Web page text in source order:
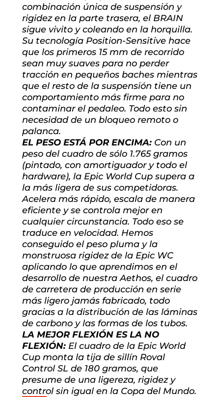
combinación única de suspensión y
rigidez en la parte trasera, el BRAIN
sigue vivito y coleando en la horquilla.
Su tecnología Position-Sensitive hace
que los primeros 15 mm de recorrido
sean muy suaves para no perder
tracción en pequeños baches mientras
que el resto de la suspensión tiene un
comportamiento más firme para no
contaminar el pedaleo. Todo esto sin
necesidad de un bloqueo remoto o
palanca.
EL PESO ESTÁ POR ENCIMA:Con un
peso del cuadro de sólo 1.765 gramos
(pintado, con amortiguador y todo el
hardware), la Epic World Cup supera a
la más ligera de sus competidoras.
Acelera más rápido, escala de manera
eficiente y se controla mejor en
cualquier circunstancia. Todo eso se
traduce en velocidad. Hemos
conseguido el peso pluma y la
monstruosa rigidez de la Epic WC
aplicando lo que aprendimos en el
desarrollo de nuestra Aethos, el cuadro
de carretera de producción en serie
más ligero jamás fabricado, todo
gracias a la distribución de las láminas
de carbono y las formas de los tubos.
LA MEJOR FLEXIÓN ES LA NO
FLEXIÓN:El cuadro de la Epic World
Cup monta la tija de sillín Roval
Control SL de 180 gramos, que
presume de una ligereza, rigidez y
control sin igual en la Copa del Mundo.